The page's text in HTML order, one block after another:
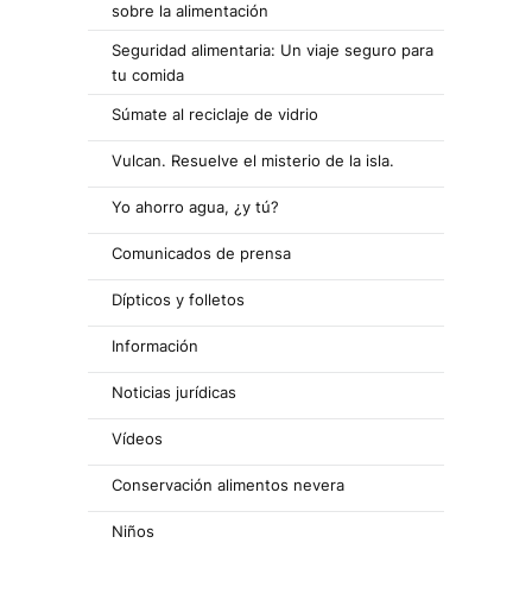
sobre la alimentación
Seguridad alimentaria: Un viaje seguro para
tu comida
Súmate al reciclaje de vidrio
Vulcan. Resuelve el misterio de la isla.
Yo ahorro agua, ¿y tú?
Comunicados de prensa
Dípticos y folletos
Información
Noticias jurídicas
Vídeos
Conservación alimentos nevera
Niños